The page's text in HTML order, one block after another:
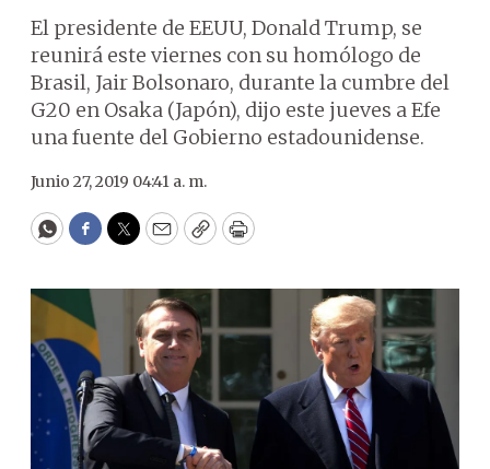
El presidente de EEUU, Donald Trump, se
reunirá este viernes con su homólogo de
Brasil, Jair Bolsonaro, durante la cumbre del
G20 en Osaka (Japón), dijo este jueves a Efe
una fuente del Gobierno estadounidense.
Junio 27, 2019 04:41 a. m.
WhatsApp
Facebook
Twitter
EmailCopyPrint